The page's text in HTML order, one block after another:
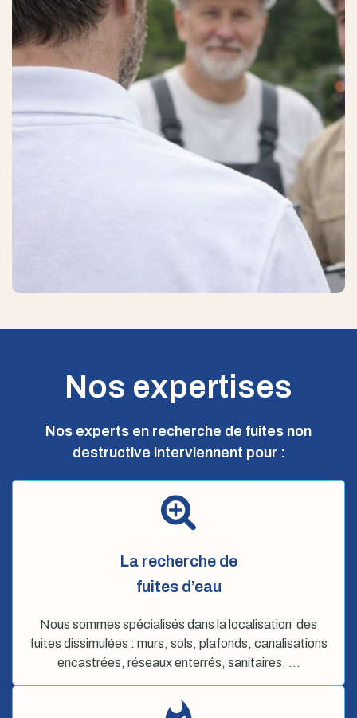
Nos expertises
Nos experts en recherche de fuites non
destructive interviennent pour :
La recherche de
fuites d’eau
Nous sommes spécialisés dans la localisation des
fuites dissimulées : murs, sols, plafonds, canalisations
encastrées, réseaux enterrés, sanitaires, …